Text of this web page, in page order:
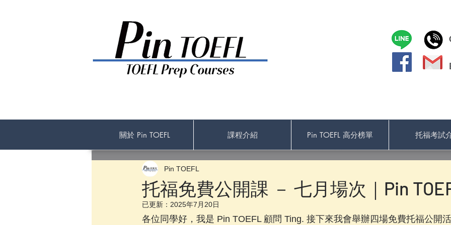
關於 Pin TOEFL 課程介紹 Pin TOEFL 高分榜單 托福考試
托福免費公開課 － 七月場次｜Pin
Pin TOEFL
已更新： 2025年7月20日
各位同學好，我是 Pin TOEFL 顧問 Ting. 接下來我會舉辦四場免費托福公開